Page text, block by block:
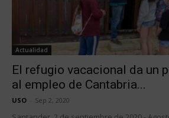
Actualidad
El refugio vacacional da un
al empleo de Cantabria...
USO Sep 2, 2020